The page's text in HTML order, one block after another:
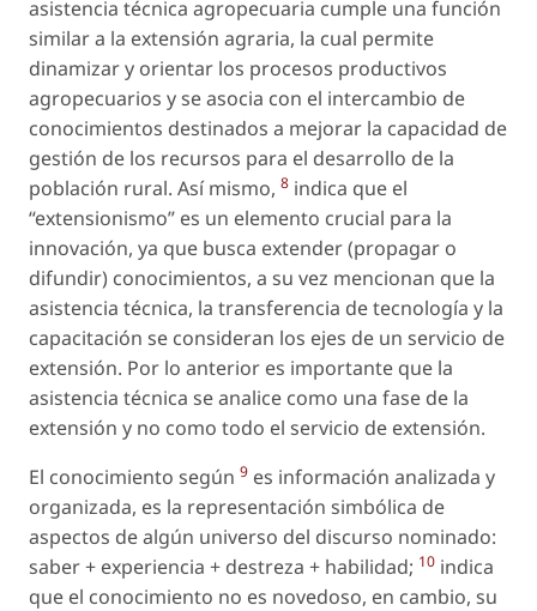
asistencia técnica agropecuaria cumple una función
similar a la extensión agraria, la cual permite
dinamizar y orientar los procesos productivos
agropecuarios y se asocia con el intercambio de
conocimientos destinados a mejorar la capacidad de
gestión de los recursos para el desarrollo de la
población rural. Así mismo, 8 indica que el
“extensionismo” es un elemento crucial para la
innovación, ya que busca extender (propagar o
difundir) conocimientos, a su vez mencionan que la
asistencia técnica, la transferencia de tecnología y la
capacitación se consideran los ejes de un servicio de
extensión. Por lo anterior es importante que la
asistencia técnica se analice como una fase de la
extensión y no como todo el servicio de extensión.
El conocimiento según 9 es información analizada y
organizada, es la representación simbólica de
aspectos de algún universo del discurso nominado:
saber + experiencia + destreza + habilidad; 10 indica
que el conocimiento no es novedoso, en cambio, su